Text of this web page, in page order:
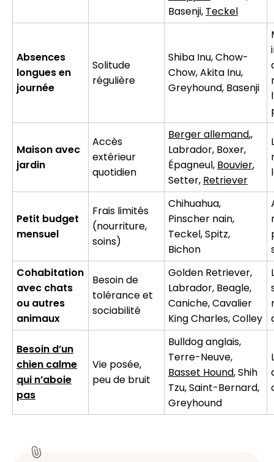
Basenji, Teckel
Absences
longues en
journée
Solitude
régulière
Shiba Inu, Chow-
Chow, Akita Inu,
Greyhound, Basenji
Maison avec
jardin
Accès
extérieur
quotidien
Berger allemand,,
Labrador, Boxer,
Épagneul, Bouvier,
Setter, Retriever
Petit budget
mensuel
Frais limités
(nourriture,
soins)
Chihuahua,
Pinscher nain,
Teckel, Spitz,
Bichon
Cohabitation
avec chats
ou autres
animaux
Besoin de
tolérance et
sociabilité
Golden Retriever,
Labrador, Beagle,
Caniche, Cavalier
King Charles, Colley
Besoin d’un
chien calme
qui n’aboie
pas
Vie posée,
peu de bruit
Bulldog anglais,
Terre-Neuve,
Basset Hound, Shih
Tzu, Saint-Bernard,
Greyhound